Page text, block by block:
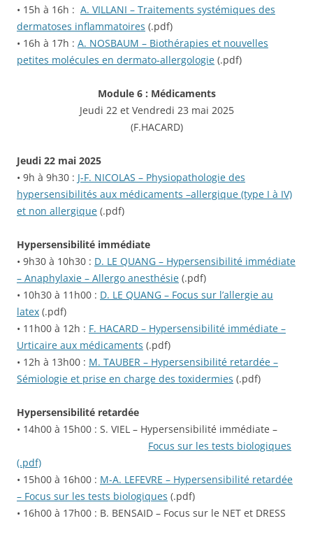
• 15h à 16h : A. VILLANI – Traitements systémiques des
dermatoses inflammatoires (.pdf)
• 16h à 17h : A. NOSBAUM – Biothérapies et nouvelles
petites molécules en dermato-allergologie (.pdf)
Module 6 : Médicaments
Jeudi 22 et Vendredi 23 mai 2025
(F.HACARD)
Jeudi 22 mai 2025
• 9h à 9h30 : J-F. NICOLAS – Physiopathologie des
hypersensibilités aux médicaments –allergique (type I à IV)
et non allergique (.pdf)
Hypersensibilité immédiate
• 9h30 à 10h30 : D. LE QUANG – Hypersensibilité immédiate
– Anaphylaxie – Allergo anesthésie (.pdf)
• 10h30 à 11h00 : D. LE QUANG – Focus sur l’allergie au
latex (.pdf)
• 11h00 à 12h : F. HACARD – Hypersensibilité immédiate –
Urticaire aux médicaments (.pdf)
• 12h à 13h00 : M. TAUBER – Hypersensibilité retardée –
Sémiologie et prise en charge des toxidermies (.pdf)
Hypersensibilité retardée
• 14h00 à 15h00 : S. VIEL – Hypersensibilité immédiate –
Focus sur les tests biologiques
(.pdf)
• 15h00 à 16h00 : M-A. LEFEVRE – Hypersensibilité retardée
– Focus sur les tests biologiques (.pdf)
• 16h00 à 17h00 : B. BENSAID – Focus sur le NET et DRESS